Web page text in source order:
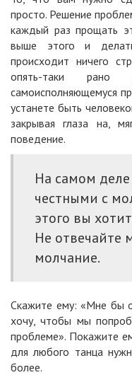
просто. Решение
каждый раз прощать
выше этого и
происходит ничего
опять-таки
самоисполняющемуся
устанете быть
закрывая глаза на,
поведение.
На самом
честными с
этого вы
Не отвечайте
молчание.
Скажите ему: «Мне бы
хочу, чтобы мы
проблеме». Покажите
для любого танца
более.